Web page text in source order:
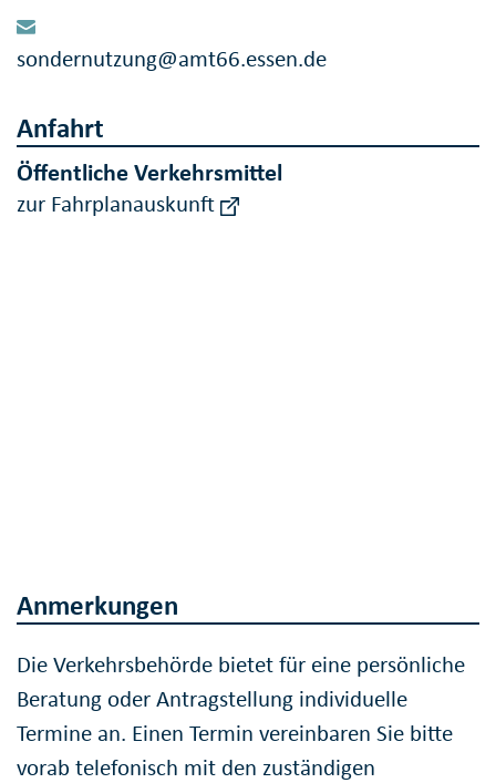
sondernutzung@amt66.essen.de
Anfahrt
Öffentliche Verkehrsmittel
zur Fahrplanauskunft
Anmerkungen
Die Verkehrsbehörde bietet für eine persönliche
Beratung oder Antragstellung individuelle
Termine an. Einen Termin vereinbaren Sie bitte
vorab telefonisch mit den zuständigen